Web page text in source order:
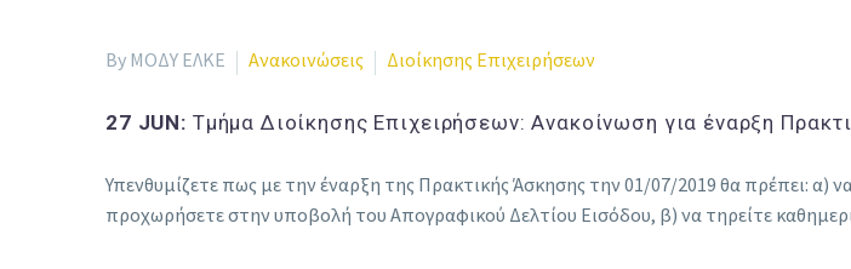
By ΜΟΔΥ ΕΛΚΕ Ανακοινώσεις Διοίκησης Επιχειρήσεων
27 JUN: Τμήμα Διοίκησης Επιχειρήσεων: Ανακοίνωση για έναρξη
Υπενθυμίζετε πως με την έναρξη της Πρακτικής Άσκησης την 01/07/2019 θα πρέπει:
προχωρήσετε στην υποβολή του Απογραφικού Δελτίου Εισόδου, β) να τηρείτε